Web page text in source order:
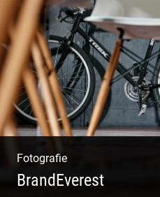
Weinprobe |
Weinkeller
Fotografie
BrandEverest